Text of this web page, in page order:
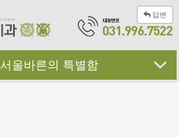
서울바른의 특별함
답변